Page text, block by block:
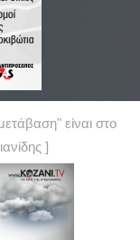
είναι στο
]